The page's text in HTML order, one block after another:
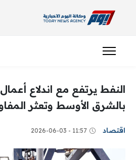
النفط يرتفع مع اندلاع
بالشرق الأوسط وتعثر
اقتصاد 11:57 - 2026-06-03